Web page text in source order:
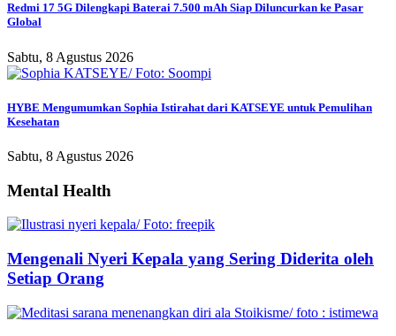
Redmi 17 5G Dilengkapi Baterai 7.500 mAh Siap Diluncurkan ke Pasar
Global
Sabtu, 8 Agustus 2026
HYBE Mengumumkan Sophia Istirahat dari KATSEYE untuk Pemulihan
Kesehatan
Sabtu, 8 Agustus 2026
Mental Health
Mengenali Nyeri Kepala yang Sering Diderita oleh
Setiap Orang